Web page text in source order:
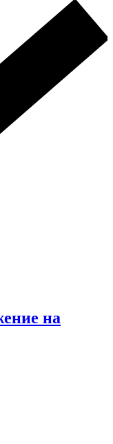
на